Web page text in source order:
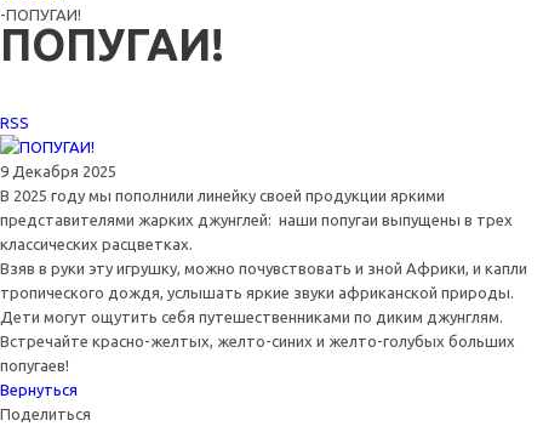
-ПОПУГАИ!
ПОПУГАИ!
RSS
9 Декабря 2025
В 2025 году мы пополнили линейку своей продукции яркими
представителями жарких джунглей: наши попугаи выпущены в трех
классических расцветках.
Взяв в руки эту игрушку, можно почувствовать и зной Африки, и капли
тропического дождя, услышать яркие звуки африканской природы.
Дети могут ощутить себя путешественниками по диким джунглям.
Встречайте красно-желтых, желто-синих и желто-голубых больших
попугаев!
Вернуться
Поделиться